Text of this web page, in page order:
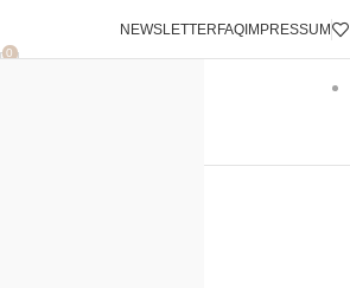
NEWSLETTERFAQIMPRESSUM
0